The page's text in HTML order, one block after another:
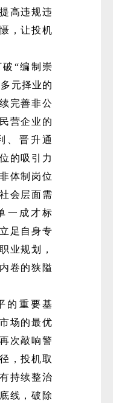
高违规违
，让投机
“编制崇
元择业的
完善非公
营企业的
、晋升通
的吸引力
体制岗位
会层面需
一成才标
足自身专
业规划，
卷的狭隘
的重要基
场的最优
次敲响警
，投机取
持续整治
线，破除